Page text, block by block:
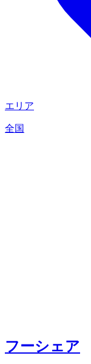
エリア
全国
フーシェア